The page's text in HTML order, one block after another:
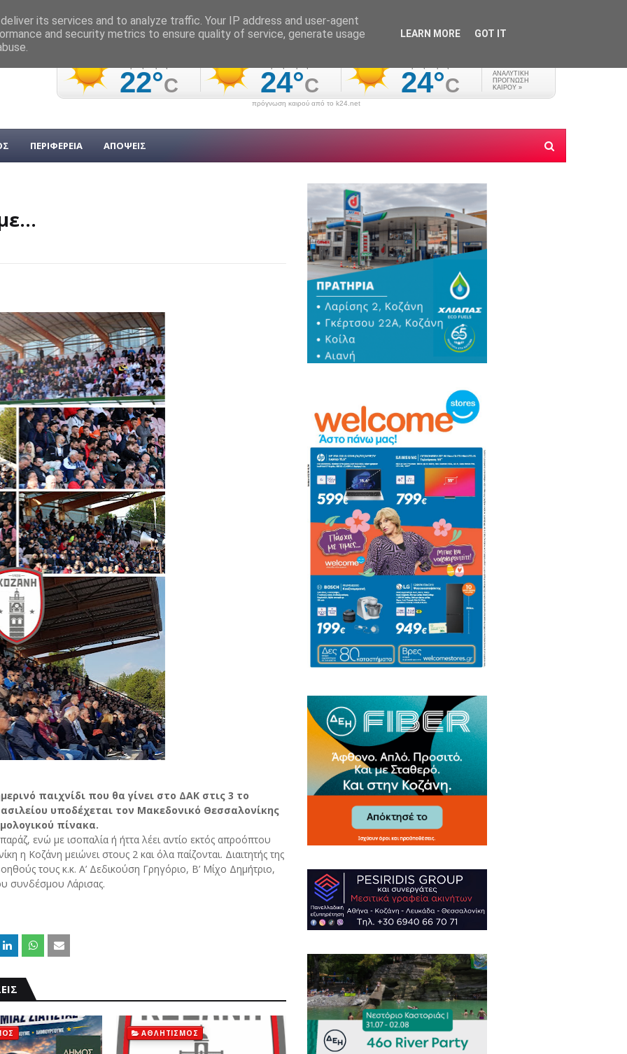
πρόγνωση καιρού από το k24.net
ΠΕΡΙΦΕΡΕΙΑ ΑΠΟΨΕΙΣ
παιχνίδι που θα γίνει στο ΔΑΚ στις 3 το
υποδέχεται τον Μακεδονικό Θεσσαλονίκης
πίνακα.
ενώ με ισοπαλία ή ήττα λέει αντίο εκτός απροόπτου
η Κοζάνη μειώνει στους 2 και όλα παίζονται. Διαιτητής της
τους κ.κ. Α’ Δεδικούση Γρηγόριο, Β’ Μίχο Δημήτριο,
συνδέσμου Λάρισας.
ΑΘΛΗΤΙΣΜΟΣ
its services and to analyze traffic. Your IP address and user-agent
and security metrics to ensure quality of service, generate usage
LEARN MORE GOT IT